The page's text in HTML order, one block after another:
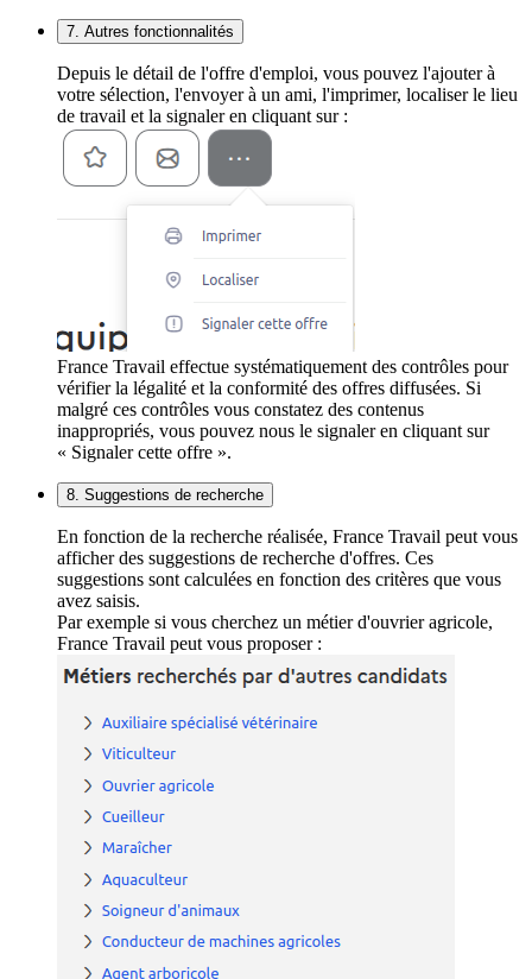
7. Autres fonctionnalités
Depuis le détail de l'offre d'emploi, vous pouvez l'ajouter à
votre sélection, l'envoyer à un ami, l'imprimer, localiser le lieu
de travail et la signaler en cliquant sur :
France Travail effectue systématiquement des contrôles pour
vérifier la légalité et la conformité des offres diffusées. Si
malgré ces contrôles vous constatez des contenus
inappropriés, vous pouvez nous le signaler en cliquant sur
« Signaler cette offre ».
8. Suggestions de recherche
En fonction de la recherche réalisée, France Travail peut vous
afficher des suggestions de recherche d'offres. Ces
suggestions sont calculées en fonction des critères que vous
avez saisis.
Par exemple si vous cherchez un métier d'ouvrier agricole,
France Travail peut vous proposer :